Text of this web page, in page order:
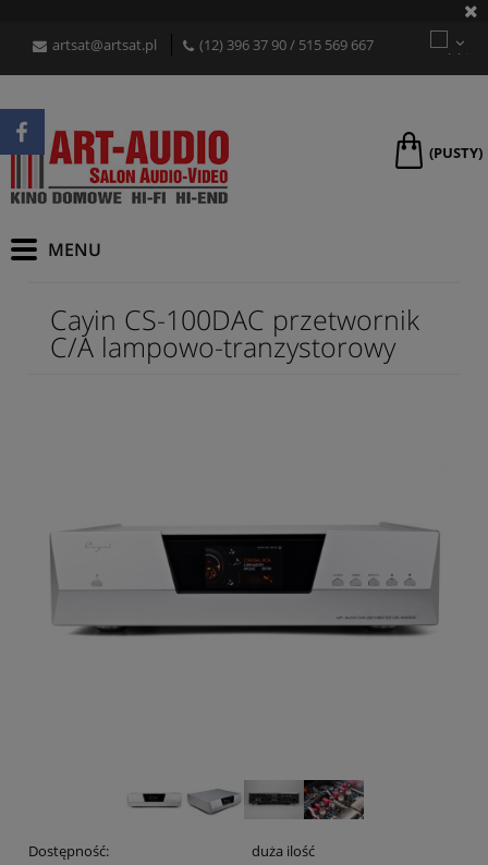
artsat@artsat.pl (12) 396 37 90/ 515 569 667
(PUSTY)
Cayin CS-100DAC przetwornik
C/A lampowo-tranzystorowy
Dostępność:
duża ilość